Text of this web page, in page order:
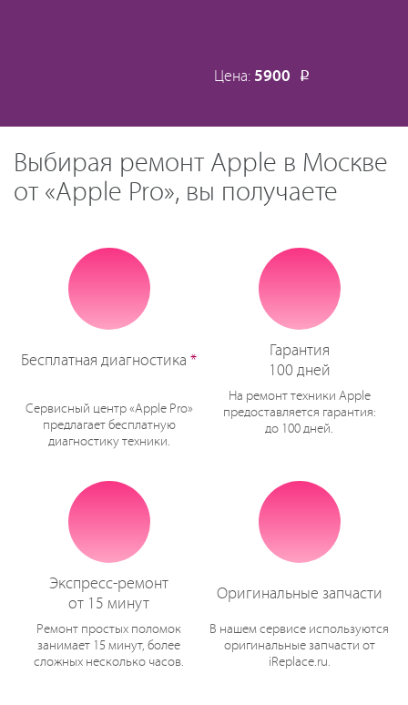
Цена: 5900 Р
Выбирая ремонт Apple в Москве
от «Apple Pro», вы получаете
Бесплатная диагностика *
Сервисный центр «Apple Pro»
предлагает бесплатную
диагностику техники.
Гарантия
100 дней
На ремонт техники Apple
предоставляется гарантия:
до 100 дней.
Экспресс-ремонт
от 15 минут
Ремонт простых поломок
занимает 15 минут, более
сложных несколько часов.
Оригинальные запчасти
В нашем сервисе используются
оригинальные запчасти от
iReplace.ru.